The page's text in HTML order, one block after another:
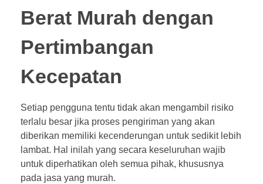
Berat Murah dengan
Pertimbangan
Kecepatan
Setiap pengguna tentu tidak akan mengambil risiko
terlalu besar jika proses pengiriman yang akan
diberikan memiliki kecenderungan untuk sedikit lebih
lambat. Hal inilah yang secara keseluruhan wajib
untuk diperhatikan oleh semua pihak, khususnya
pada jasa yang murah.